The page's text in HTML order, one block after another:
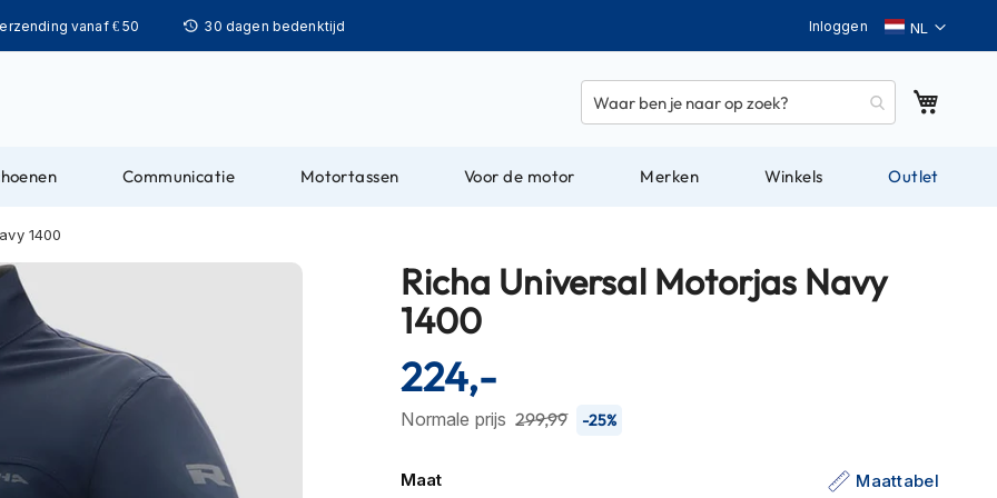
vanaf € 50 30 dagen bedenktijd Taal
Inloggen
Communicatie Motortassen Voor de motor Merken Winkels Outlet
1400
Richa Universal Motorjas Navy
1400
Normale prijs 299,99 -25%
224,-
Maat Maattabel